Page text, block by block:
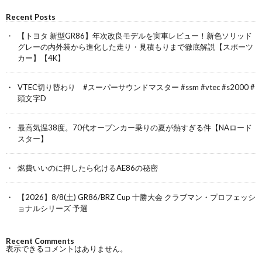
Recent Posts
【トヨタ 新型GR86】年次改良モデルを実車レビュー！新色ソリッド
グレーの内外装から進化した走り・見積もりまで徹底解説【スポーツ
カー】【4K】
VTEC切り替わり #スーパーサウンドマスター #ssm #vtec #s2000 #
頭文字D
最高気温38度。70代オープンカー乗りの夏が熱すぎる件【NAロード
スター】
燃費いいのに押したら化けるAE86の秘密
【2026】8/8(土) GR86/BRZ Cup 十勝大会 クラブマン・プロフェッシ
ョナルシリーズ 予選
Recent Comments
表示できるコメントはありません。